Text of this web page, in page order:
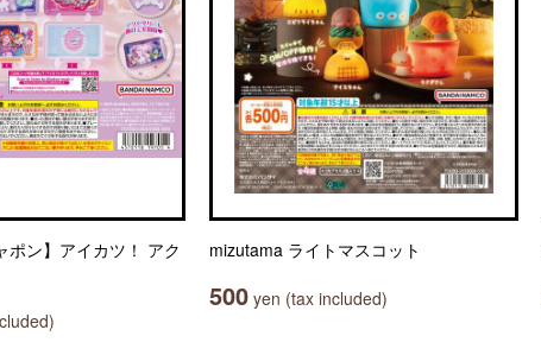
ポン】アイカツ！ アク
mizutama ライトマスコット
500 yen (tax included)